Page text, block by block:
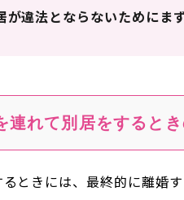
が違法とならないためにま
連れて別居をすると
ときには、最終的に離婚